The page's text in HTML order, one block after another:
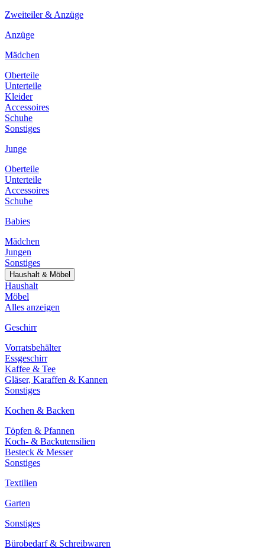
Zweiteiler & Anzüge
Anzüge
Mädchen
Oberteile
Unterteile
Kleider
Accessoires
Schuhe
Sonstiges
Junge
Oberteile
Unterteile
Accessoires
Schuhe
Babies
Mädchen
Jungen
Sonstiges
Haushalt & Möbel
Haushalt
Möbel
Alles anzeigen
Geschirr
Vorratsbehälter
Essgeschirr
Kaffee & Tee
Gläser, Karaffen & Kannen
Sonstiges
Kochen & Backen
Töpfen & Pfannen
Koch- & Backutensilien
Besteck & Messer
Sonstiges
Textilien
Garten
Sonstiges
Bürobedarf & Schreibwaren